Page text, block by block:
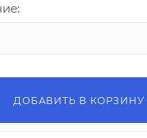
ДОБАВИТЬ В КОРЗИНУ